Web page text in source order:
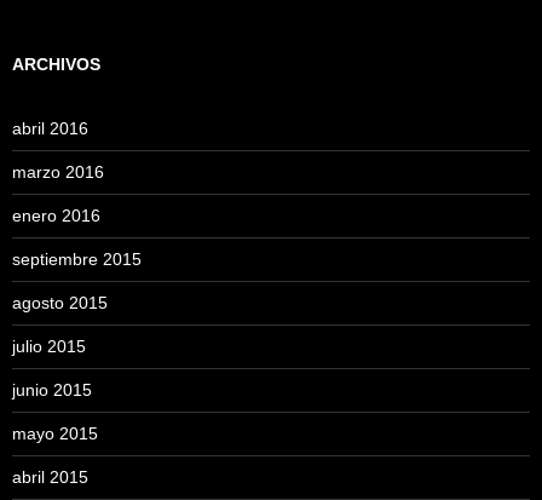
ARCHIVOS
abril 2016
marzo 2016
enero 2016
septiembre 2015
agosto 2015
julio 2015
junio 2015
mayo 2015
abril 2015